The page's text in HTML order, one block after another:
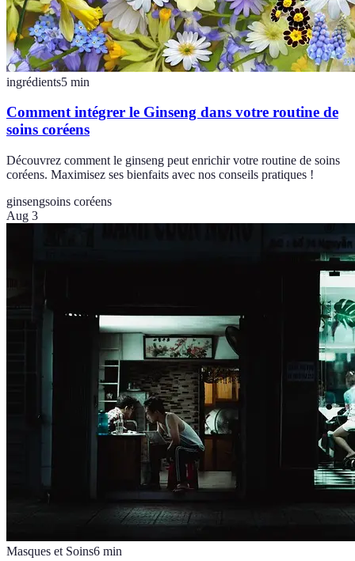
ingrédients5 min
Comment intégrer le Ginseng dans votre routine de
soins coréens
Découvrez comment le ginseng peut enrichir votre routine de soins
coréens. Maximisez ses bienfaits avec nos conseils pratiques !
ginsengsoins coréens
Aug 3
Masques et Soins6 min